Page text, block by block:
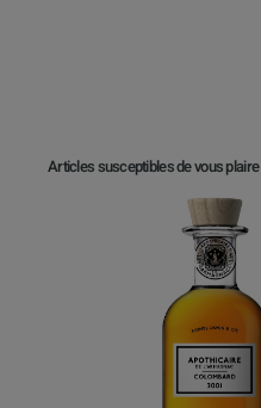
Articles susceptibles de vous plaire